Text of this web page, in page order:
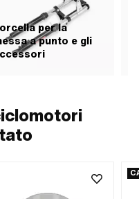
per la
a punto e gli